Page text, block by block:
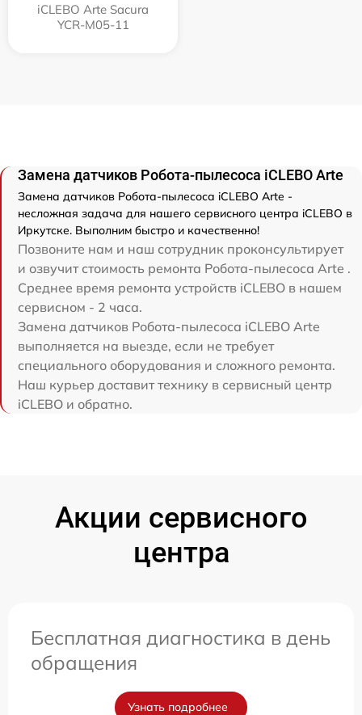
iCLEBO Arte Sacura
YCR-M05-11
Замена датчиков Робота-пылесоса iCLEBO Arte
Замена датчиков Робота-пылесоса iCLEBO Arte -
несложная задача для нашего сервисного центра iCLEBO в
Иркутске. Выполним быстро и качественно!
Позвоните нам и наш сотрудник проконсультирует
и озвучит стоимость ремонта Робота-пылесоса Arte .
Среднее время ремонта устройств iCLEBO в нашем
сервисном - 2 часа.
Замена датчиков Робота-пылесоса iCLEBO Arte
выполняется на выезде, если не требует
специального оборудования и сложного ремонта.
Наш курьер доставит технику в сервисный центр
iCLEBO и обратно.
Акции сервисного
центра
Бесплатная диагностика в день
обращения
Узнать подробнее